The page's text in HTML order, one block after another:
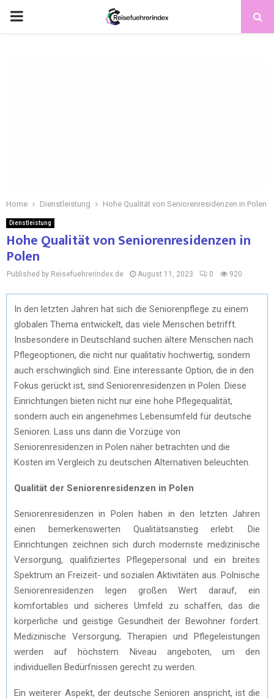
Home Dienstleistung Hohe Qualität von Seniorenresidenzen in Polen
Dienstleistung
Hohe Qualität von Seniorenresidenzen in
Polen
Published by Reisefuehrerindex.de August 11, 2023 0 920
In den letzten Jahren hat sich die Seniorenpflege zu einem
globalen Thema entwickelt, das viele Menschen betrifft.
Insbesondere in Deutschland suchen ältere Menschen nach
Pflegeoptionen, die nicht nur qualitativ hochwertig, sondern
auch erschwinglich sind. Eine interessante Option, die in den
Fokus gerückt ist, sind Seniorenresidenzen in Polen. Diese
Einrichtungen bieten nicht nur eine hohe Pflegequalität,
sondern auch ein angenehmes Lebensumfeld für deutsche
Senioren. Lass uns dann die Vorzüge von
Seniorenresidenzen in Polen näher betrachten und die
Kosten im Vergleich zu deutschen Alternativen beleuchten.
Qualität der Seniorenresidenzen in Polen
Seniorenresidenzen in Polen haben in den letzten Jahren
einen bemerkenswerten Qualitätsanstieg erlebt. Die
Einrichtungen zeichnen sich durch modernste medizinische
Versorgung, qualifiziertes Pflegepersonal und ein breites
Spektrum an Freizeit- und sozialen Aktivitäten aus. Polnische
Seniorenresidenzen legen großen Wert darauf, ein
komfortables und sicheres Umfeld zu schaffen, das die
körperliche und geistige Gesundheit der Bewohner fördert.
Medizinische Versorgung, Therapien und Pflegeleistungen
werden auf höchstem Niveau angeboten, um den
individuellen Bedürfnissen gerecht zu werden.
Ein weiterer Aspekt, der deutsche Senioren anspricht, ist die